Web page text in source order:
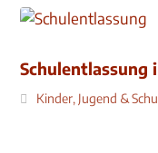
Schulentlassung
Kinder, Jugend &